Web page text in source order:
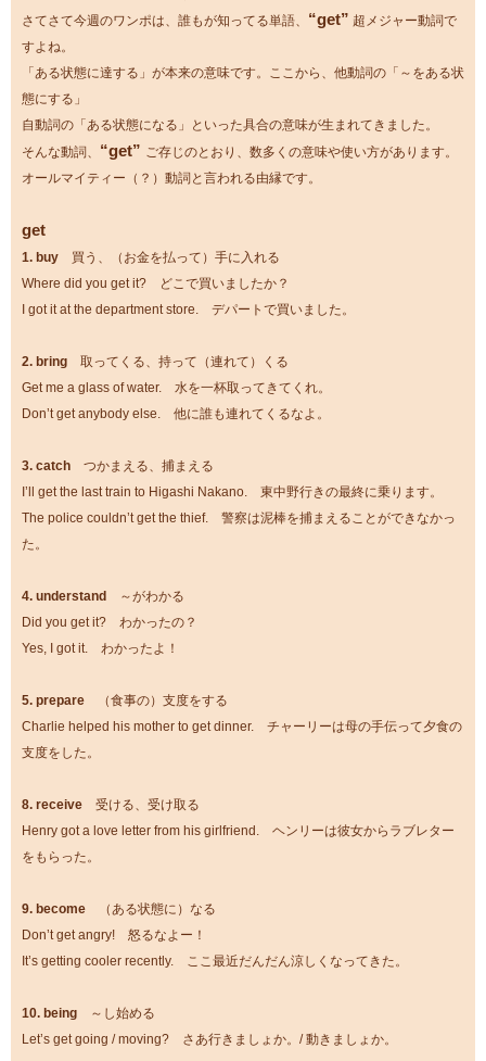
さてさて今週のワンポは、誰もが知ってる単語、 “get” 超メジャー動詞で
すよね。
「ある状態に達する」が本来の意味です。ここから、他動詞の「～をある状
態にする」
自動詞の「ある状態になる」といった具合の意味が生まれてきました。
そんな動詞、 “get” ご存じのとおり、数多くの意味や使い方があります。
オールマイティー（？）動詞と言われる由縁です。
get
1. buy 買う、（お金を払って）手に入れる
Where did you get it? どこで買いましたか？
I got it at the department store. デパートで買いました。
2. bring 取ってくる、持って（連れて）くる
Get me a glass of water. 水を一杯取ってきてくれ。
Don’t get anybody else. 他に誰も連れてくるなよ。
3. catch つかまえる、捕まえる
I’ll get the last train to Higashi Nakano. 東中野行きの最終に乗ります。
The police couldn’t get the thief. 警察は泥棒を捕まえることができなかっ
た。
4. understand
～がわかる
Did you get it? わかったの？
Yes, I got it. わかったよ！
5. prepare
（食事の）支度をする
Charlie helped his mother to get dinner. チャーリーは母の手伝って夕食の
支度をした。
8. receive 受ける、受け取る
Henry got a love letter from his girlfriend. ヘンリーは彼女からラブレター
をもらった。
9. become
（ある状態に）なる
Don’t get angry! 怒るなよー！
It’s getting cooler recently. ここ最近だんだん涼しくなってきた。
10. being
～し始める
Let’s get going / moving? さあ行きましょか。/ 動きましょか。